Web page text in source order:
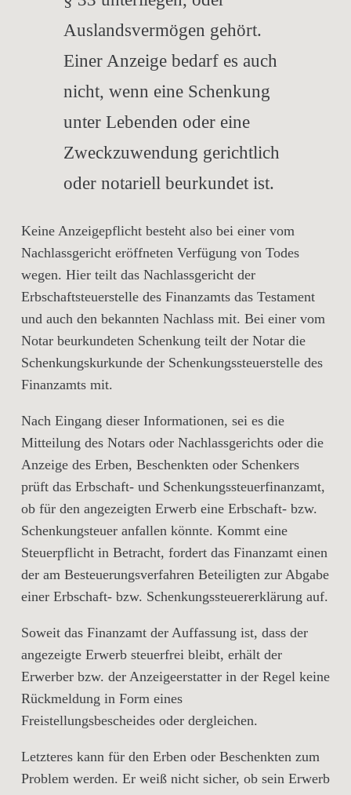
Auslandsvermögen gehört.
Einer Anzeige bedarf es auch
nicht, wenn eine Schenkung
unter Lebenden oder eine
Zweckzuwendung gerichtlich
oder notariell beurkundet ist.
Keine Anzeigepflicht besteht also bei einer vom
Nachlassgericht eröffneten Verfügung von Todes
wegen. Hier teilt das Nachlassgericht der
Erbschaftsteuerstelle des Finanzamts das Testament
und auch den bekannten Nachlass mit. Bei einer vom
Notar beurkundeten Schenkung teilt der Notar die
Schenkungskurkunde der Schenkungssteuerstelle des
Finanzamts mit.
Nach Eingang dieser Informationen, sei es die
Mitteilung des Notars oder Nachlassgerichts oder die
Anzeige des Erben, Beschenkten oder Schenkers
prüft das Erbschaft- und Schenkungssteuerfinanzamt,
ob für den angezeigten Erwerb eine Erbschaft- bzw.
Schenkungsteuer anfallen könnte. Kommt eine
Steuerpflicht in Betracht, fordert das Finanzamt einen
der am Besteuerungsverfahren Beteiligten zur Abgabe
einer Erbschaft- bzw. Schenkungssteuererklärung auf.
Soweit das Finanzamt der Auffassung ist, dass der
angezeigte Erwerb steuerfrei bleibt, erhält der
Erwerber bzw. der Anzeigeerstatter in der Regel keine
Rückmeldung in Form eines
Freistellungsbescheides oder dergleichen.
Letzteres kann für den Erben oder Beschenkten zum
Problem werden. Er weiß nicht sicher, ob sein Erwerb